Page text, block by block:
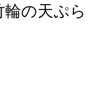
の天ぷら